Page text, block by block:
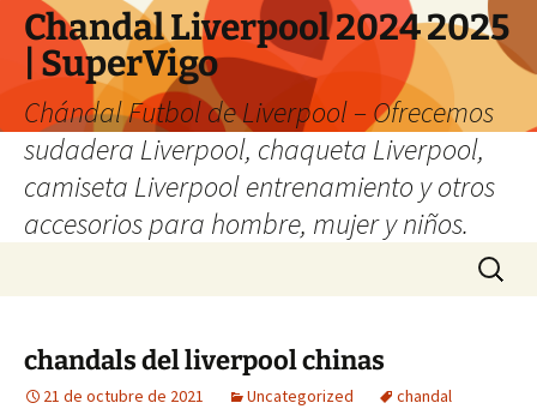
Chandal Liverpool 2024 2025
| SuperVigo
Chándal Futbol de Liverpool – Ofrecemos
sudadera Liverpool, chaqueta Liverpool,
camiseta Liverpool entrenamiento y otros
accesorios para hombre, mujer y niños.
Buscar:
chandals del liverpool chinas
21 de octubre de 2021 Uncategorized
chandal